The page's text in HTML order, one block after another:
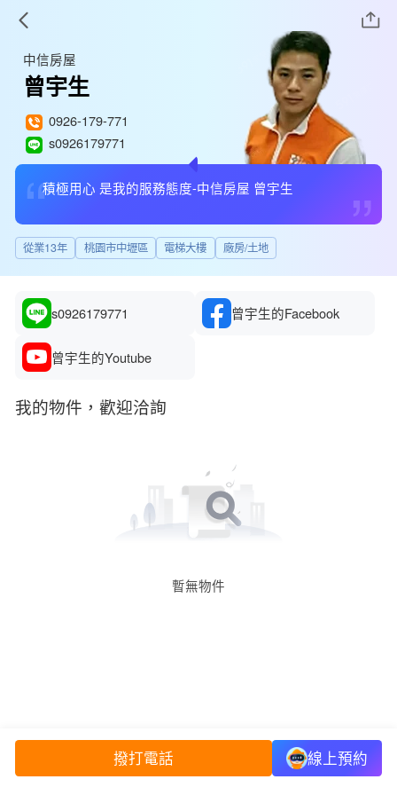
中信房屋
曾宇生
0926-179-771
s0926179771
“積極用心 是我的服務態度-中信房屋 曾宇生 ”
從業13年 桃園市中壢區 電梯大樓 廠房/土地
s0926179771 曾宇生的Facebook
曾宇生的Youtube
我的物件，歡迎洽詢
暫無物件
撥打電話 線上預約